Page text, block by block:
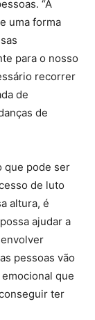
“A
uma forma
para o nosso
recorrer
de
de
que pode ser
de luto
altura, é
ajudar a
pessoas vão
que
ter